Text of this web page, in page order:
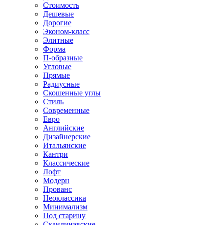
Стоимость
Дешевые
Дорогие
Эконом-класс
Элитные
Форма
П-образные
Угловые
Прямые
Радиусные
Скошенные углы
Стиль
Современные
Евро
Английские
Дизайнерские
Итальянские
Кантри
Классические
Лофт
Модерн
Прованс
Неоклассика
Минимализм
Под старину